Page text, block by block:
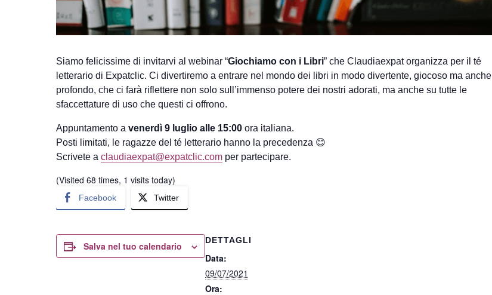
Siamo felicissime di invitarvi al webinar “Giochiamo con i Libri” che Claudiaexpat organizza per il té
letterario di Expatclic. Ci divertiremo a entrare nel mondo dei libri in modo divertente, giocoso ma anche
profondo, che ci farà riflettere non solo sull’immenso potere dei nostri adorati, ma anche su tutte le
sfaccettature di uso che questi ci offrono.
Appuntamento avenerdì 9 luglio alle 15:00 ora italiana.
Posti limitati, le ragazze del té letterario hanno la precedenza 😊
Scrivete aclaudiaexpat@expatclic.com per partecipare.
(Visited 68 times, 1 visits today)
Facebook Twitter
Salva nel tuo calendario DETTAGLI
Data:
09/07/2021
Ora: